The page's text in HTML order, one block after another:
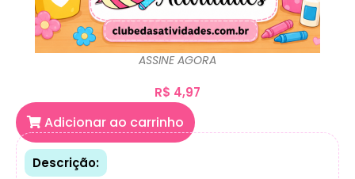
ASSINE AGORA
R$ 4,97
Adicionar ao carrinho
Descrição: